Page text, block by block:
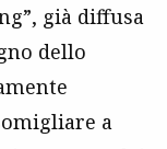
già diffusa
dello
a